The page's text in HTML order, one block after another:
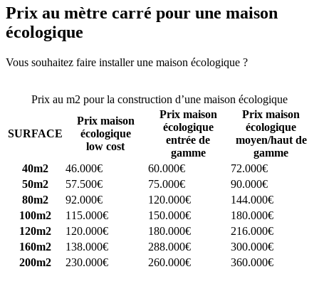
Prix au mètre carré pour une maison
écologique
Vous souhaitez faire installer une maison écologique ?
Prix au m2 pour la construction d’une maison écologique
SURFACE
Prix maison
écologique
low cost
Prix maison
écologique
entrée de
gamme
Prix maison
écologique
moyen/haut de
gamme
40m2
46.000€ 60.000€
72.000€
50m2
57.500€ 75.000€
90.000€
80m2
92.000€ 120.000€
144.000€
100m2
115.000€ 150.000€
180.000€
120m2
120.000€ 180.000€
216.000€
160m2
138.000€ 288.000€
300.000€
200m2
230.000€ 260.000€ 360.000€